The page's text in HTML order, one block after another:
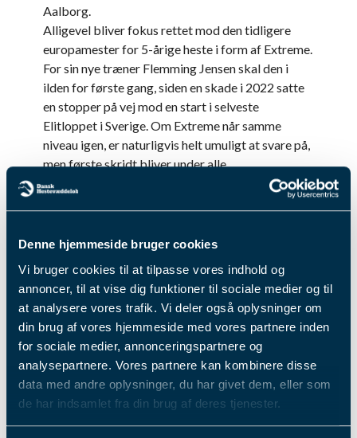
Denne hjemmeside bruger cookies
Vi bruger cookies til at tilpasse vores indhold og
annoncer, til at vise dig funktioner til sociale medier og til
at analysere vores trafik. Vi deler også oplysninger om
din brug af vores hjemmeside med vores partnere inden
for sociale medier, annonceringspartnere og
analysepartnere. Vores partnere kan kombinere disse
data med andre oplysninger, du har givet dem, eller som
de har indsamlet fra din brug af deres tjenester.
Aalborg.
Alligevel bliver fokus rettet mod den tidligere
europamester for 5-årige heste i form af Extreme.
For sin nye træner Flemming Jensen skal den i
ilden for første gang, siden en skade i 2022 satte
en stopper på vej mod en start i selveste
Elitloppet i Sverige. Om Extreme når samme
niveau igen, er naturligvis helt umuligt at svare på,
men første skridt bliver under alle
omstændigheder taget i dag.
Det er Travliga-løbene, der fylder det meste af
interessant sprinteropgør for næstbedste klasse,
Grumbazz Kini krydser klinger.
Første løb afvikles som altid på en fredag kl.
15.45, men Aalborg-banen anbefaler at møde
tidligere frem.
"Kickstart weekenden med lidt spænding på
væddeløbsbanen. Invitér en kammerat på en øl - I
vores fredagsbar i spillehallen er der DOUBLE UP
på specialøl fra Thisted Bryghus", lyder det på
banens hjemmeside.